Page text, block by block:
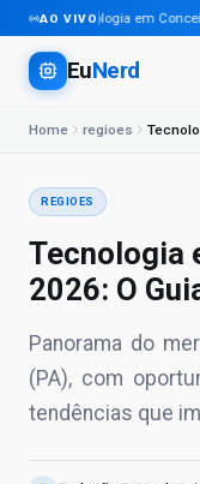
AO VIVO
Tecnologia em
EuNerd
Home regioes
REGIOES
Tecnologia
2026: O
Panorama do
(PA), com
tendências que